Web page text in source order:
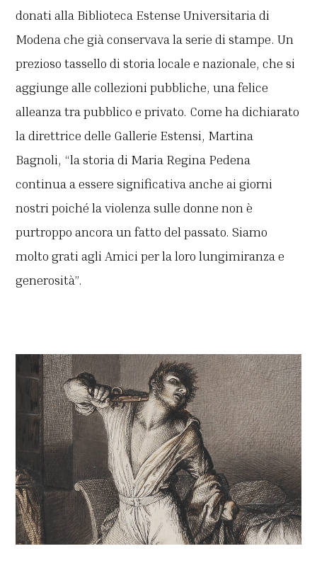
donati alla Biblioteca Estense Universitaria di
Modena che già conservava la serie di stampe. Un
prezioso tassello di storia locale e nazionale, che si
aggiunge alle collezioni pubbliche, una felice
alleanza tra pubblico e privato. Come ha dichiarato
la direttrice delle Gallerie Estensi, Martina
Bagnoli, “la storia di Maria Regina Pedena
continua a essere significativa anche ai giorni
nostri poiché la violenza sulle donne non è
purtroppo ancora un fatto del passato. Siamo
molto grati agli Amici per la loro lungimiranza e
generosità”.